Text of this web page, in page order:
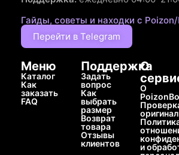
Гайды, советы и находки с
Перейти в Telegram
Меню
Каталог
Как
заказать
FAQ
Поддержка
Задать
вопрос
Как
выбрать
размер
Возврат
товара
Отзывы
клиентов
О
О
и